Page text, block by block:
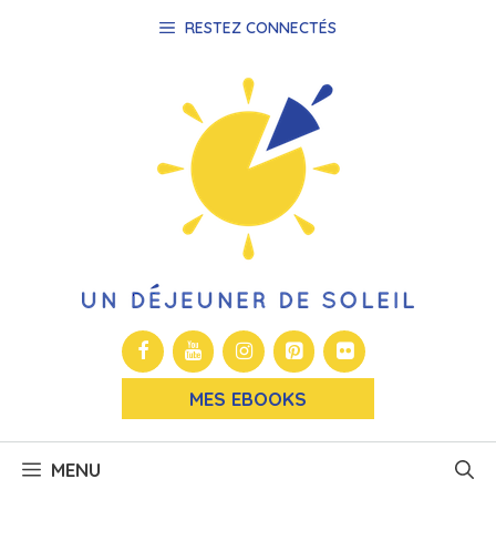
RESTEZ CONNECTÉS
MES EBOOKS
MENU